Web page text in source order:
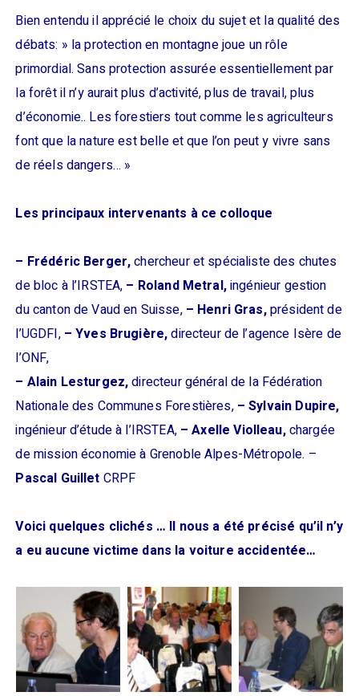
Bien entendu il apprécié le choix du sujet et la qualité des
débats: » la protection en montagne joue un rôle
primordial. Sans protection assurée essentiellement par
la forêt il n’y aurait plus d’activité, plus de travail, plus
d’économie.. Les forestiers tout comme les agriculteurs
font que la nature est belle et que l’on peut y vivre sans
de réels dangers… »
Les principaux intervenants à ce colloque
– Frédéric Berger,chercheur et spécialiste des chutes
de bloc à l’IRSTEA, – Roland Metral,ingénieur gestion
du canton de Vaud en Suisse,– Henri Gras,président de
l’UGDFI,– Yves Brugière,directeur de l’agence Isère de
l’ONF,
– Alain Lesturgez,directeur général de la Fédération
Nationale des Communes Forestières,– Sylvain Dupire,
ingénieur d’étude à l’IRSTEA, – Axelle Violleau,chargée
de mission économie à Grenoble Alpes-Métropole. –
Pascal Guillet CRPF
Voici quelques clichés … Il nous a été précisé qu’il n’y
a eu aucune victime dans la voiture accidentée…